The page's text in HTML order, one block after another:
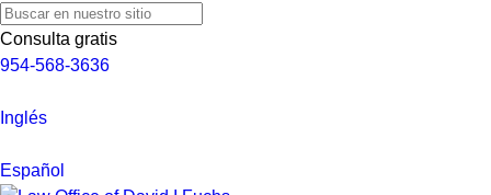
Consulta gratis
954-568-3636
Inglés
Español